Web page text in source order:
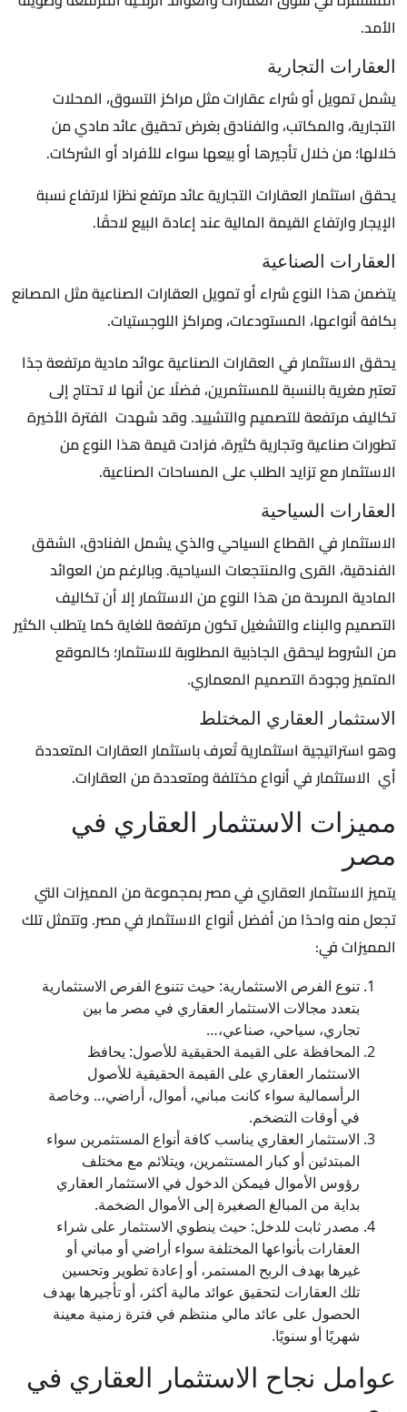
الأمد.
العقارات التجارية
يشمل تمويل أو شراء عقارات مثل مراكز التسوق، المحلات
التجارية، والمكاتب، والفنادق بغرض تحقيق عائد مادي من
خلالها؛ من خلال تأجيرها أو بيعها سواء للأفراد أو الشركات.
يحقق استثمار العقارات التجارية عائد مرتفع نظرًا لارتفاع نسبة
الإيجار وارتفاع القيمة المالية عند إعادة البيع لاحقًا.
العقارات الصناعية
يتضمن هذا النوع شراء أو تمويل العقارات الصناعية مثل المصانع
بكافة أنواعها، المستودعات، ومراكز اللوجستيات.
يحقق الاستثمار في العقارات الصناعية عوائد مادية مرتفعة جدًا
تعتبر مغرية بالنسبة للمستثمرين، فضلًا عن أنها لا تحتاج إلى
تكاليف مرتفعة للتصميم والتشييد. وقد شهدت الفترة الأخيرة
تطورات صناعية وتجارية كثيرة، فزادت قيمة هذا النوع من
الاستثمار مع تزايد الطلب على المساحات الصناعية.
العقارات السياحية
الاستثمار في القطاع السياحي والذي يشمل الفنادق، الشقق
الفندقية، القرى والمنتجعات السياحية. وبالرغم من العوائد
المادية المربحة من هذا النوع من الاستثمار إلا أن تكاليف
التصميم والبناء والتشغيل تكون مرتفعة للغاية كما يتطلب الكثير
من الشروط ليحقق الجاذبية المطلوبة للاستثمار؛ كالموقع
المتميز وجودة التصميم المعماري.
الاستثمار العقاري المختلط
وهو استراتيجية استثمارية تُعرف باستثمار العقارات المتعددة
أي الاستثمار في أنواع مختلفة ومتعددة من العقارات.
مميزات الاستثمار العقاري في
مصر
يتميز الاستثمار العقاري في مصر بمجموعة من المميزات التي
تجعل منه واحدًا من أفضل أنواع الاستثمار في مصر. وتتمثل تلك
المميزات في:
تنوع الفرص الاستثمارية: حيث تتنوع الفرص الاستثمارية
بتعدد مجالات الاستثمار العقاري في مصر ما بين
تجاري، سياحي، صناعي،…
المحافظة على القيمة الحقيقية للأصول: يحافظ
الاستثمار العقاري على القيمة الحقيقية للأصول
الرأسمالية سواء كانت مباني، أموال، أراضي،.. وخاصة
في أوقات التضخم.
الاستثمار العقاري يناسب كافة أنواع المستثمرين سواء
المبتدئين أو كبار المستثمرين، ويتلائم مع مختلف
رؤوس الأموال فيمكن الدخول في الاستثمار العقاري
بداية من المبالغ الصغيرة إلى الأموال الضخمة.
مصدر ثابت للدخل: حيث ينطوي الاستثمار على شراء
العقارات بأنواعها المختلفة سواء أراضي أو مباني أو
غيرها بهدف الربح المستمر، أو إعادة تطوير وتحسين
تلك العقارات لتحقيق عوائد مالية أكثر، أو تأجيرها بهدف
الحصول على عائد مالي منتظم في فترة زمنية معينة
شهريًا أو سنويًا.
عوامل نجاح الاستثمار العقاري في